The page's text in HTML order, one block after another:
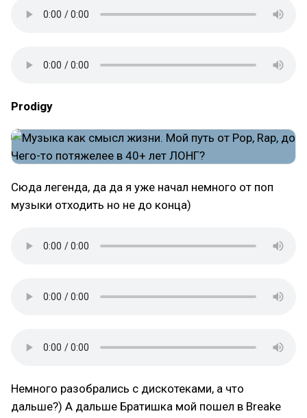
Prodigy
Сюда легенда, да да я уже начал немного от поп
музыки отходить но не до конца)
Немного разобрались с дискотеками, а что
дальше?) А дальше Братишка мой пошел в Breake